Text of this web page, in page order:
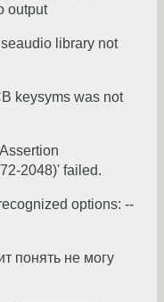
output
library not
keysyms was not
2048)' failed.
options: --
понять не могу